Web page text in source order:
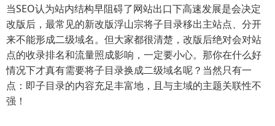
当SEO认为站内结构早阻碍了网站出口下高速发展是会决定
改版后，最常见的新改版浮山宗将子目录移出主站点、分开
来不能形成二级域名。但大家都很清楚，改版后绝对会对站
点的收录排名和流量照成影响，一定要小心。那你在什么好
情况下才真有需要将子目录换成二级域名呢？当然只有一
点：即子目录的内容充足丰富地，且与主域的主题关联性不
强！